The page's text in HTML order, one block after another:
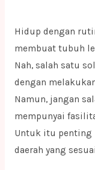
Hidup dengan
membuat tubuh
Nah, salah satu
dengan
Namun, jangan
mempunyai
Untuk itu penting
daerah yang